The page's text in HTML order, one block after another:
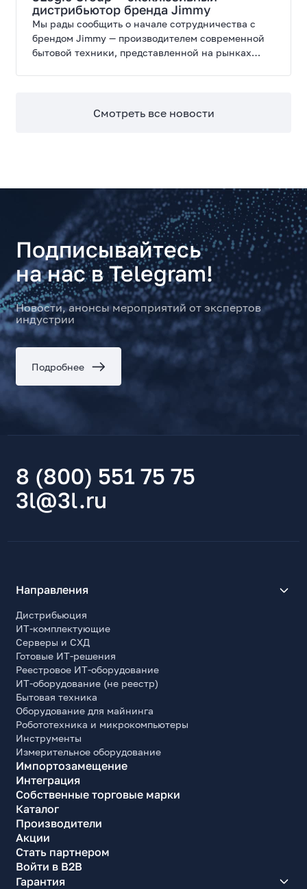
дистрибьютор бренда Jimmy
Мы рады сообщить о начале сотрудничества с
брендом Jimmy — производителем современной
бытовой техники, представленной на рынках
Смотреть все новости
Подписывайтесь
на нас в Telegram!
Новости, анонсы мероприятий от экспертов
индустрии
Подробнее
8 (800) 551 75 75
3l@3l.ru
Направления
Дистрибьюция
ИТ-комплектующие
Серверы и СХД
Готовые ИТ-решения
Реестровое ИТ-оборудование
ИТ-оборудование (не реестр)
Бытовая техника
Оборудование для майнинга
Робототехника и микрокомпьютеры
Инструменты
Измерительное оборудование
Импортозамещение
Интеграция
Собственные торговые марки
Каталог
Производители
Акции
Стать партнером
Войти в B2B
Гарантия